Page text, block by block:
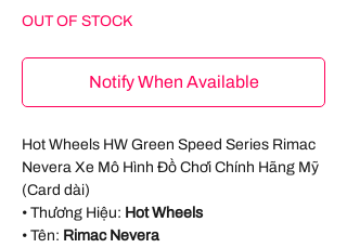
OUT OF STOCK
Notify When Available
Hot Wheels HW Green Speed Series Rimac
Nevera Xe Mô Hình Đồ Chơi Chính Hãng Mỹ
(Card dài)
• Thương Hiệu: Hot Wheels
• Tên: Rimac Nevera